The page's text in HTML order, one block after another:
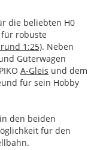
die beliebten H0
robuste
1:25). Neben
Güterwagen
A-Gleis und dem
für sein Hobby
den beiden
für den